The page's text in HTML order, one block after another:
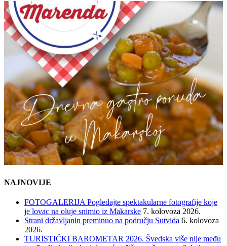
NAJNOVIJE
FOTOGALERIJA Pogledajte spektakularne fotografije koje
je lovac na oluje snimio iz Makarske 7. kolovoza 2026.
Strani državljanin preminuo na području Sutvida 6. kolovoza
2026.
TURISTIČKI BAROMETAR 2026. Švedska više nije među